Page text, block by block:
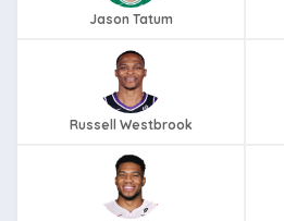
Jason Tatum
Russell Westbrook